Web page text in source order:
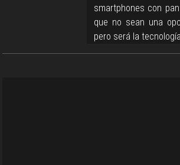
smartphones con
que no sean una
pero será la tecnología